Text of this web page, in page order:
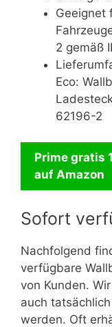
Geeignet
2 gemäß
Eco:
62196-2
Prime gratis
auf Amazon
Sofort
Nachfolgend
verfügbare
von Kunden.
auch
werden. Oft